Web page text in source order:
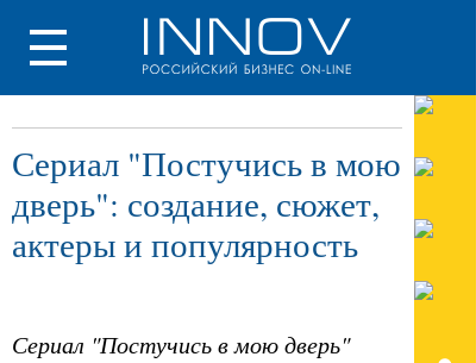
Сериал "Постучись в мою
дверь": создание, сюжет,
актеры и популярность
Сериал "Постучись в мою дверь"